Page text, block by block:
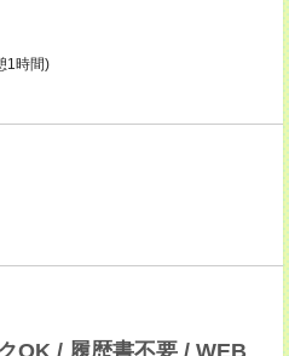
1時間)